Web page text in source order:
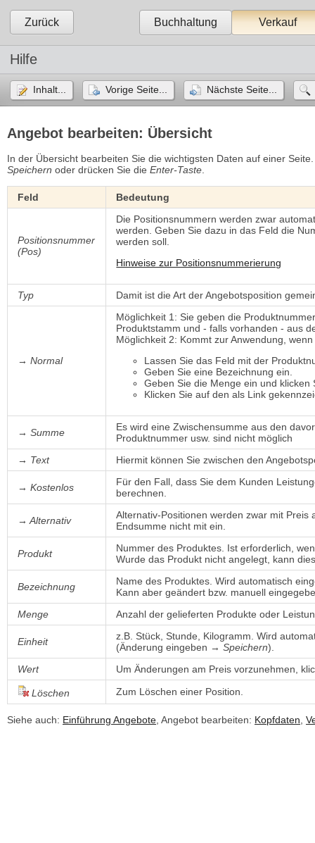
Zurück Buchhaltung Verkauf
Hilfe
Inhalt... Vorige Seite... Nächste Seite...
Angebot bearbeiten: Übersicht
In der Übersicht bearbeiten Sie die wichtigsten Daten auf einer
Speichern oder drücken Sie die Enter-Taste.
Feld Bedeutung
Positionsnummer
(Pos)
Die Positionsnummern werden zwar
werden. Geben Sie dazu in das Feld die
werden soll.
Hinweise zur Positionsnummerierung
Typ Damit ist die Art der Angebotsposition
→ Normal
Möglichkeit 1: Sie geben die
Produktstamm und - falls vorhanden - aus
Möglichkeit 2: Kommt zur Anwendung,
Lassen Sie das Feld mit der
Geben Sie eine Bezeichnung ein.
Geben Sie die Menge ein und
Klicken Sie auf den als Link
→ Summe
Es wird eine Zwischensumme aus den
Produktnummer usw. sind nicht möglich
→ Text
Hiermit können Sie zwischen den
→ Kostenlos
Für den Fall, dass Sie dem Kunden
berechnen.
→ Alternativ
Alternativ-Positionen werden zwar mit
Endsumme nicht mit ein.
Produkt
Nummer des Produktes. Ist erforderlich,
Wurde das Produkt nicht angelegt, kann
Bezeichnung
Name des Produktes. Wird automatisch
Kann aber geändert bzw. manuell
Menge
Anzahl der gelieferten Produkte oder
Einheit
z.B. Stück, Stunde, Kilogramm. Wird
(Änderung eingeben → Speichern).
Wert
Um Änderungen am Preis vorzunehmen,
Löschen Zum Löschen einer Position.
Siehe auch: Einführung Angebote, Angebot bearbeiten: Kopfdaten,